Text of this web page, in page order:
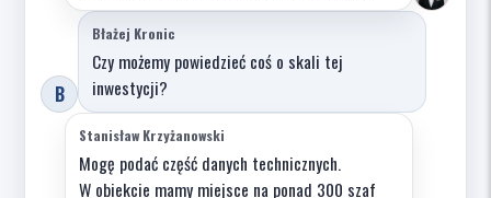
B
Błażej Kronic
Czy możemy powiedzieć coś o skali tej
inwestycji?
Stanisław Krzyżanowski
Mogę podać część danych technicznych.
W obiekcie mamy miejsce na ponad 300 szaf